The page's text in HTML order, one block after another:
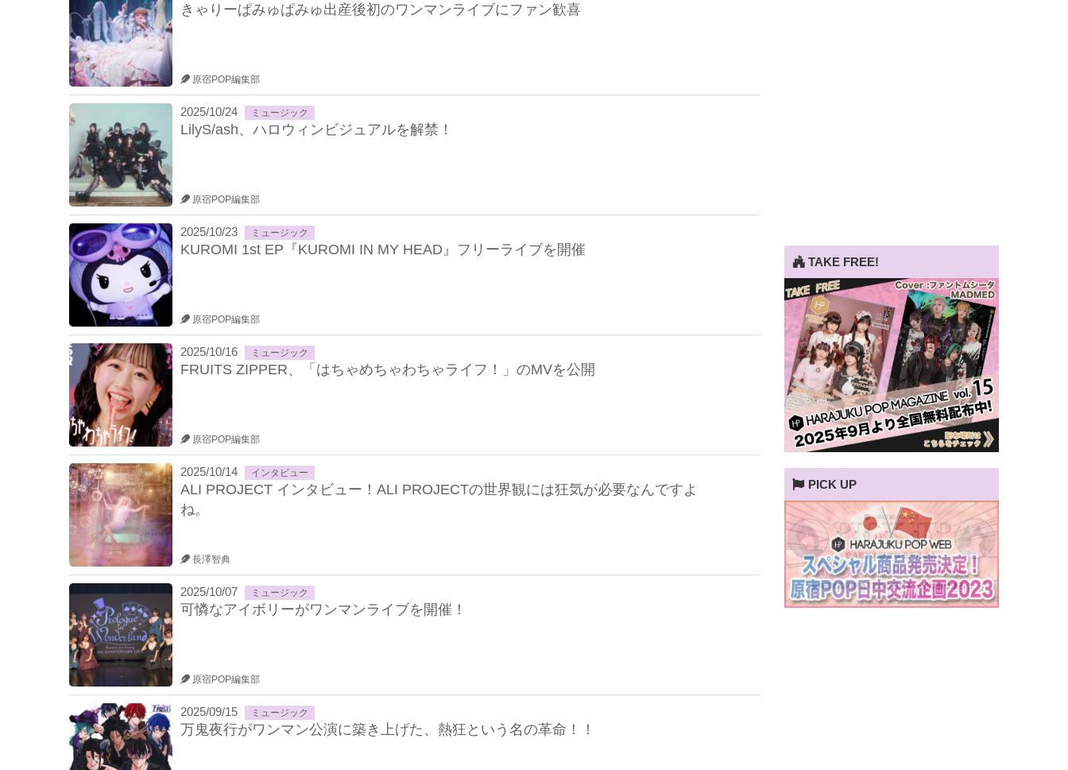
きゃりーぱみゅぱみゅ出産後初のワンマンライブにファン歓喜
原宿POP編集部
2025/10/24 ミュージック
LilyS/ash、ハロウィンビジュアルを解禁！
原宿POP編集部
2025/10/23 ミュージック
KUROMI 1st EP『KUROMI IN MY HEAD』フリーライブを開催
原宿POP編集部
2025/10/16 ミュージック
FRUITS ZIPPER、「はちゃめちゃわちゃライフ！」のMVを公開
原宿POP編集部
2025/10/14 インタビュー
ALI PROJECT インタビュー！ALI PROJECTの世界観には狂気が必要なんですよ
ね。
長澤智典
2025/10/07 ミュージック
可憐なアイボリーがワンマンライブを開催！
原宿POP編集部
2025/09/15 ミュージック
万鬼夜行がワンマン公演に築き上げた、熱狂という名の革命！！
TAKE FREE!
PICK UP